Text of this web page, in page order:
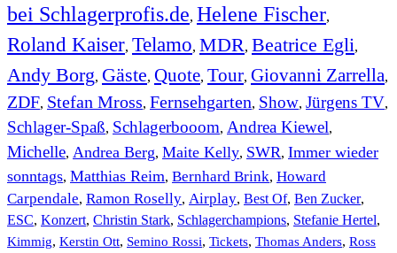
bei Schlagerprofis.de, Helene Fischer,
Roland Kaiser, Telamo, MDR, Beatrice Egli,
Andy Borg, Gäste, Quote, Tour, Giovanni Zarrella,
ZDF, Stefan Mross, Fernsehgarten, Show, Jürgens TV,
Schlager-Spaß, Schlagerbooom, Andrea Kiewel,
Michelle, Andrea Berg, Maite Kelly, SWR, Immer wieder
sonntags, Matthias Reim, Bernhard Brink, Howard
Carpendale, Ramon Roselly, Airplay, Best Of, Ben Zucker,
ESC, Konzert, Christin Stark, Schlagerchampions, Stefanie Hertel,
Kimmig, Kerstin Ott, Semino Rossi, Tickets, Thomas Anders, Ross